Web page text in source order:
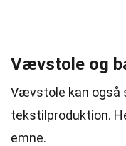
Vævstole og
Vævstole kan også
tekstilproduktion.
emne.